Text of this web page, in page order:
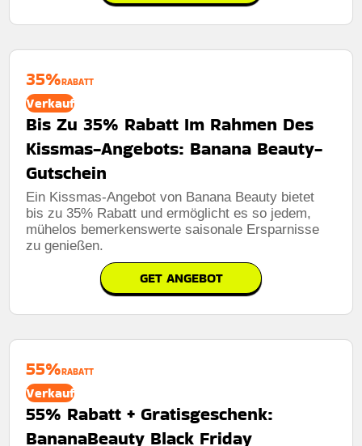
35%RABATT
Verkauf
Bis Zu 35% Rabatt Im Rahmen Des
Kissmas-Angebots: Banana Beauty-
Gutschein
Ein Kissmas-Angebot von Banana Beauty bietet
bis zu 35% Rabatt und ermöglicht es so jedem,
mühelos bemerkenswerte saisonale Ersparnisse
zu genießen.
GET ANGEBOT
55%RABATT
Verkauf
55% Rabatt + Gratisgeschenk:
BananaBeauty Black Friday